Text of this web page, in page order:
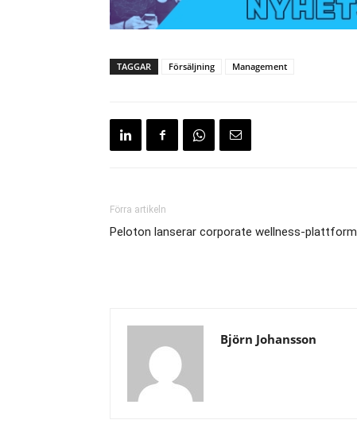
TAGGAR Försäljning Management
Förra artikeln
Peloton lanserar corporate wellness-plattform
Björn Johansson